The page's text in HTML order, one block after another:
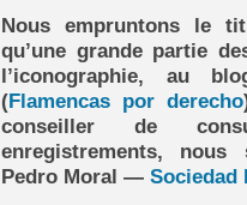
Nous empruntons le
qu’une grande partie
l’iconographie, au
(Flamencas por derecho
conseiller de
enregistrements, nous
Pedro Moral —Sociedad